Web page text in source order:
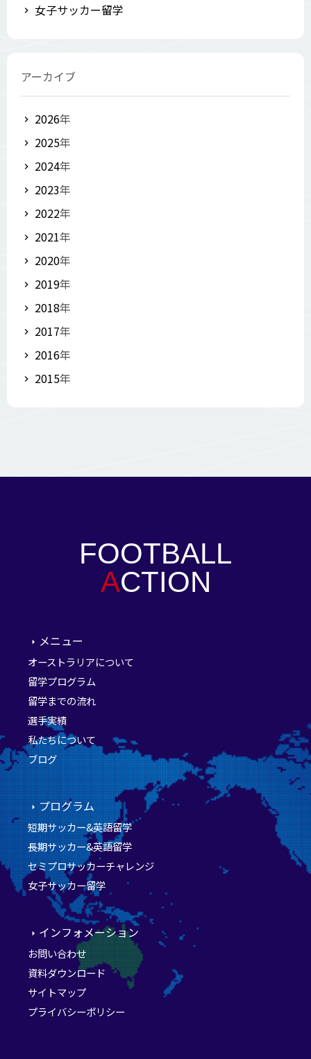
女子サッカー留学
アーカイブ
2026年
2025年
2024年
2023年
2022年
2021年
2020年
2019年
2018年
2017年
2016年
2015年
FOOTBALL
ACTION
メニュー
オーストラリアについて
留学プログラム
留学までの流れ
選手実績
私たちについて
ブログ
プログラム
短期サッカー&英語留学
長期サッカー&英語留学
セミプロサッカーチャレンジ
女子サッカー留学
インフォメーション
お問い合わせ
資料ダウンロード
サイトマップ
プライバシーポリシー